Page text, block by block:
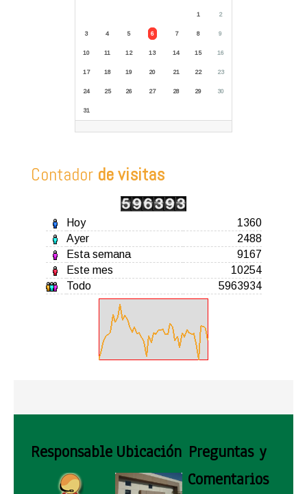
1 2
3 4 5 6 7 8 9
10 11 12 13 14 15 16
17 18 19 20 21 22 23
24 25 26 27 28 29 30
31
Contador de visitas
Hoy
1360
Ayer
2488
Esta semana
9167
Este mes
10254
Todo
5963934
Responsable Ubicación Preguntas y
Comentarios